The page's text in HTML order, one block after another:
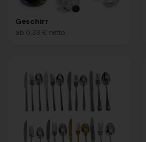
Geschirr
ab 0,38 € netto